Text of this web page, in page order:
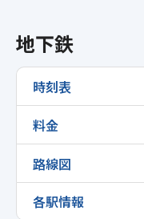
地下鉄
時刻表
料金
路線図
各駅情報